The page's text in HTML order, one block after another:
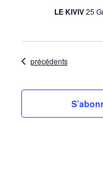
LE KIVIV25
Évènements
précédents